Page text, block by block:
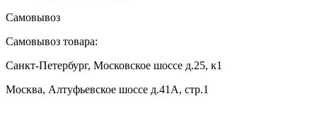
Самовывоз
Самовывоз товара:
Санкт-Петербург, Московское шоссе д.25, к1
Москва, Алтуфьевское шоссе д.41А, стр.1